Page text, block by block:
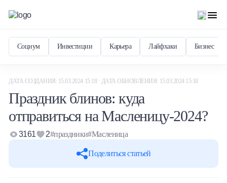
Социум Инвестиции Карьера Лайфхаки Бизнес
ДАТА СОЗДАНИЯ: 15.03.2024 15:18 · ДАТА ОБНОВЛЕНИЯ: 15.03.2024 15:18
Праздник блинов: куда
отправиться на Масленицу-2024?
Поделиться статьей
3161 2#праздники#Масленица